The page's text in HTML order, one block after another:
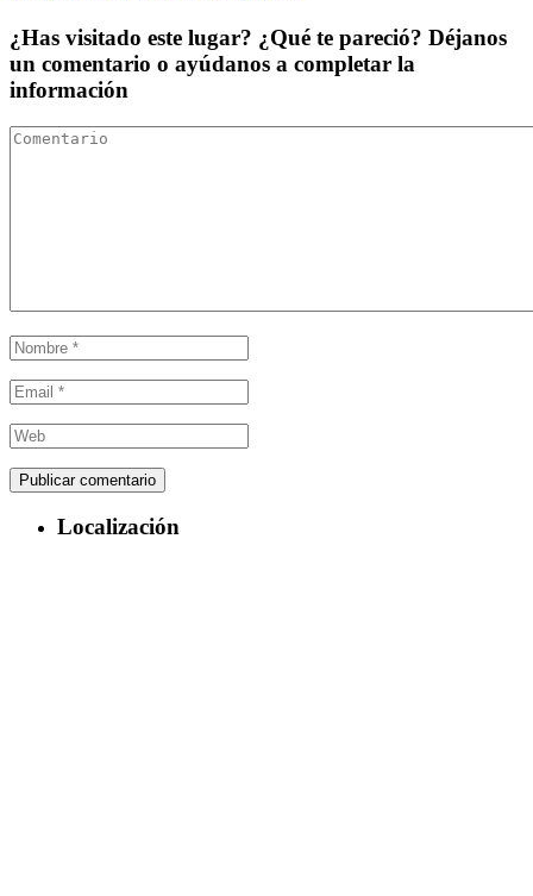
¿Has visitado este lugar? ¿Qué te pareció? Déjanos
un comentario o ayúdanos a completar la
información
Localización